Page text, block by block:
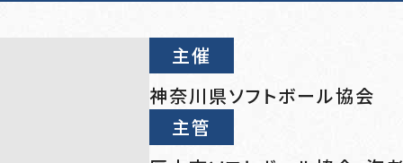
主催
神奈川県ソフトボール協会
主管